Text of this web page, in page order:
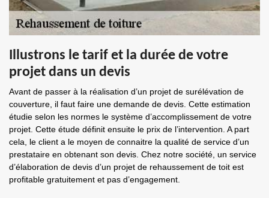
Illustrons le tarif et la durée de votre
projet dans un devis
Avant de passer à la réalisation d’un projet de surélévation de
couverture, il faut faire une demande de devis. Cette estimation
étudie selon les normes le système d’accomplissement de votre
projet. Cette étude définit ensuite le prix de l’intervention. A part
cela, le client a le moyen de connaitre la qualité de service d’un
prestataire en obtenant son devis. Chez notre société, un service
d’élaboration de devis d’un projet de rehaussement de toit est
profitable gratuitement et pas d’engagement.